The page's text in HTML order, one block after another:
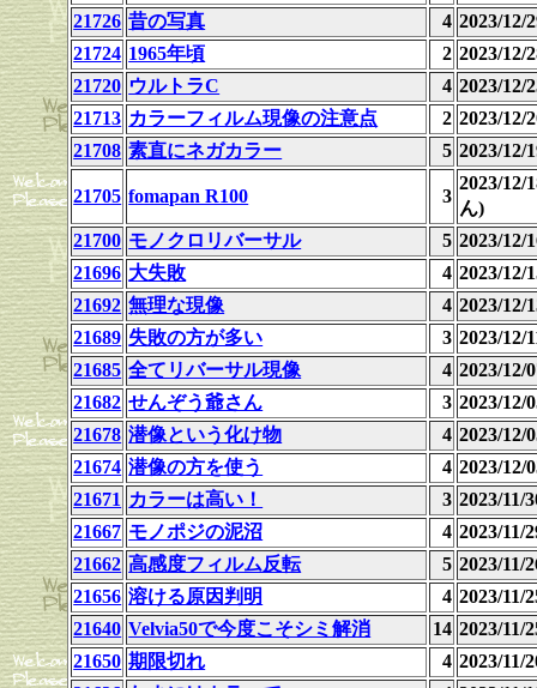
21726 昔の写真 4 2023/12/
21724 1965年頃 2 2023/12/
21720 ウルトラC 4 2023/12/
21713 カラーフィルム現像の注意点 2 2023/12/
21708 素直にネガカラー 5 2023/12/
21705 fomapan R100 3
2023/12/
ん)
21700 モノクロリバーサル 5 2023/12/
21696 大失敗 4 2023/12/
21692 無理な現像 4 2023/12/
21689 失敗の方が多い 3 2023/12/
21685 全てリバーサル現像 4 2023/12/
21682 せんぞう爺さん 3 2023/12/
21678 潜像という化け物 4 2023/12/
21674 潜像の方を使う 4 2023/12/
21671 カラーは高い！ 3 2023/11/
21667 モノポジの泥沼 4 2023/11/
21662 高感度フィルム反転 5 2023/11/
21656 溶ける原因判明 4 2023/11/
21640 Velvia50で今度こそシミ解消 14 2023/11/
21650 期限切れ 4 2023/11/